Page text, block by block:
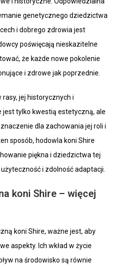
genetycznego dziedzictwa
i dobrego zdrowia jest
poświęcają nieskazitelne
że każde nowe pokolenie
i zdrowe jak poprzednie.
jej historycznych i
tylko kwestią estetyczną, ale
dla zachowania jej roli i
sposób, hodowla koni Shire
piękna i dziedzictwa tej
i zdolność adaptacji.
koni Shire – więcej
koni Shire, ważne jest, aby
aspekty. Ich wkład w życie
na środowisko są równie